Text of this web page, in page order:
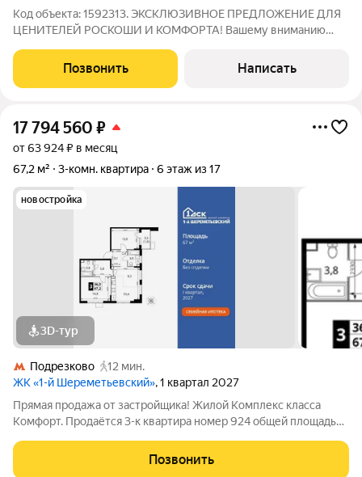
Код объекта: 1592313. ЭКСКЛЮЗИВНОЕ ПРЕДЛОЖЕНИЕ ДЛЯ
ЦЕНИТЕЛЕЙ РОСКОШИ И КОМФОРТА! Вашему вниманию
в закрытом поселке бизнес-класса «Олимпийская деревня
Новогорск»! О поселке: Поселок имеет все
Позвонить Написать
17 794 560 ₽
от 63 924 ₽ в месяц
67,2 м²
3-комн. квартира 6 этаж из 17
новостройка
3D-тур
Подрезково
12 мин.
ЖК «1-й Шереметьевский», 1 квартал 2027
Прямая продажа от застройщика! Жилой Комплекс класса
Комфорт. Продаётся 3-к квартира номер 924 общей площадью
Просторная спальня, в которой можно разместить большую
кровать. - Угловая
Позвонить